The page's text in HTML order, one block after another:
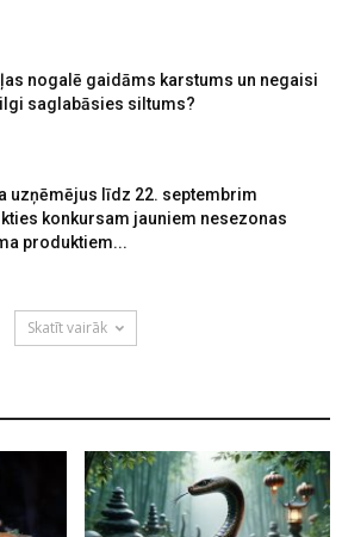
nogalē gaidāms karstums un negaisi
saglabāsies siltums?
uzņēmējus līdz 22. septembrim
konkursam jauniem nesezonas
produktiem...
Skatīt vairāk